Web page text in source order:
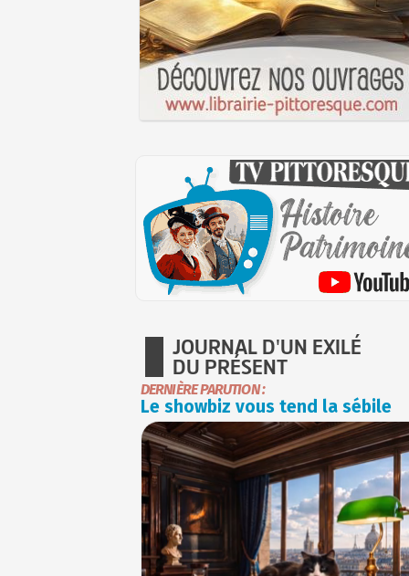
JOURNAL D'UN EXILÉ
DU PRÉSENT
DERNIÈRE PARUTION :
Le showbiz vous tend la sébile